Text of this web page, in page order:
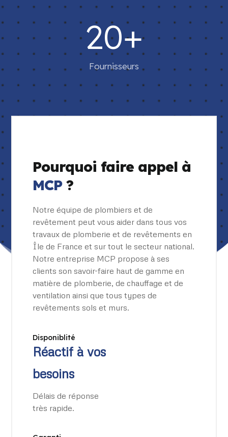
20+
Fournisseurs
Pourquoi faire appel à
MCP?
Notre équipe de plombiers et de
revêtement peut vous aider dans tous vos
travaux de plomberie et de revêtements en
Île de France et sur tout le secteur national.
Notre entreprise MCP propose à ses
clients son savoir-faire haut de gamme en
matière de plomberie, de chauffage et de
ventilation ainsi que tous types de
revêtements sols et murs.
Disponiblité
Réactif à vos
besoins
Délais de réponse
très rapide.